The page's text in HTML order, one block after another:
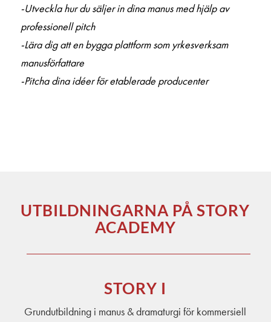
-Utveckla hur du säljer in dina manus med hjälp av
professionell pitch
-Lära dig att en bygga plattform som yrkesverksam
manusförfattare
-Pitcha dina idéer för etablerade producenter
UTBILDNINGARNA PÅ STORY
ACADEMY
STORY I
Grundutbildning i manus & dramaturgi för kommersiell